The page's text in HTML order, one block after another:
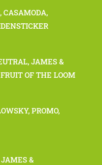
CASAMODA,
JAMES &
OF THE LOOM
PROMO,
&